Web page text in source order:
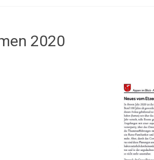
2020